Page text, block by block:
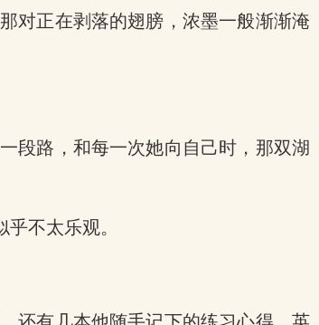
对正在剥落的翅膀，浓墨一般渐渐淹
段路，和每一次她向自己时，那双湖
不太乐观。